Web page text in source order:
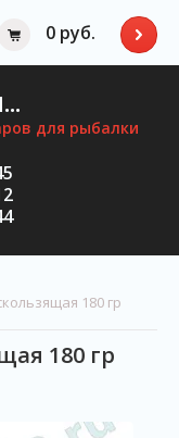
0 руб.
для рыбалки
180 гр
180 гр